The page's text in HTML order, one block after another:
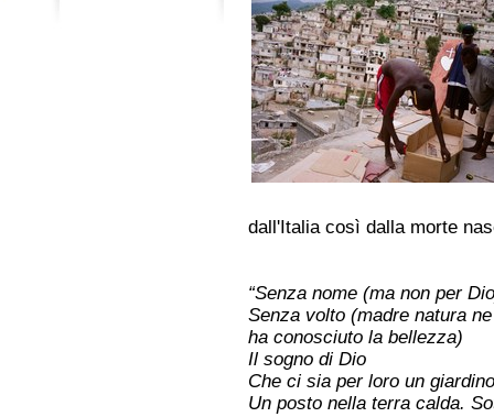
dall'Italia così dalla morte
“Senza nome (ma non per
Senza volto (madre natura ne
ha conosciuto la bellezza)
Il sogno di Dio
Che ci sia per loro un
Un posto nella terra calda.